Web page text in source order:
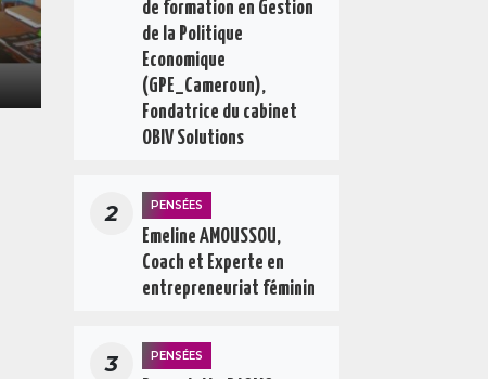
de formation en Gestion
de la Politique
Economique
(GPE_Cameroun),
Fondatrice du cabinet
OBIV Solutions
2 PENSÉES
Emeline AMOUSSOU,
Coach et Experte en
entrepreneuriat féminin
3 PENSÉES